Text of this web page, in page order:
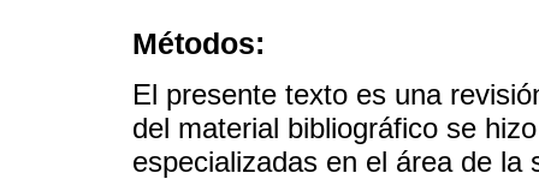
Métodos:
El presente texto es una
del material bibliográfico se
especializadas en el área de la